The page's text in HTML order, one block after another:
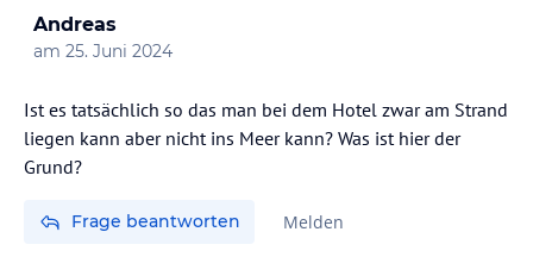
Andreas
am 25. Juni 2024
Ist es tatsächlich so das man bei dem Hotel zwar am Strand
liegen kann aber nicht ins Meer kann? Was ist hier der
Grund?
Frage beantworten Melden